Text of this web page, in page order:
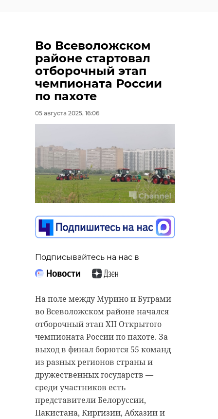
Во Всеволожском
районе стартовал
отборочный этап
чемпионата России
по пахоте
05 августа 2025, 16:06
Подписывайтесь на нас в
На поле между Мурино и Буграми
во Всеволожском районе начался
отборочный этап XII Открытого
чемпионата России по пахоте. За
выход в финал борются 55 команд
из разных регионов страны и
дружественных государств —
среди участников есть
представители Белоруссии,
Пакистана, Киргизии, Абхазии и